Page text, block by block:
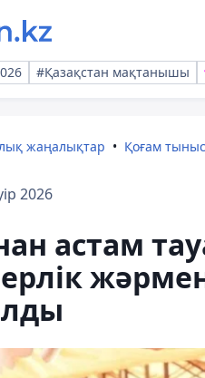
#Қазақстан мақтанышы
жаңалықтар Қоғам
2026
астам